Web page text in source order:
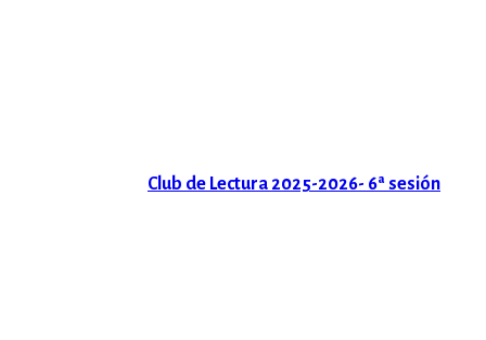
Club de Lectura 2025-2026- 6ª sesión